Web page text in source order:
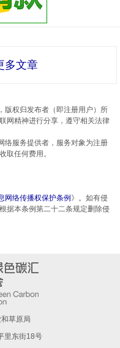
多文章
版权归发布者（即注册用户）所
网精神进行分享，遵守相关法律
络服务提供者，服务对象为注册
取任何费用。
网络传播权保护条例》。如有侵
据本条例第二十二条规定删除侵
草原局
里东街18号